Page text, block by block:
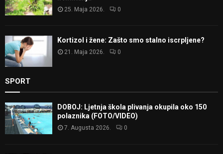
25. Maja 2026. 0
Kortizol i žene: Zašto smo stalno iscrpljene?
21. Maja 2026. 0
SPORT
DOBOJ: Ljetnja škola plivanja okupila oko 150
polaznika (FOTO/VIDEO)
7. Augusta 2026. 0